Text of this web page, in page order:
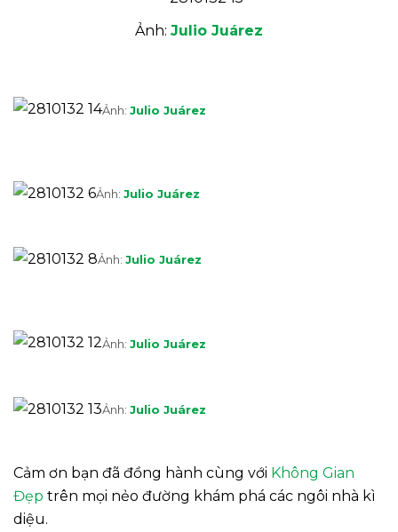
Ảnh: Julio Juárez
Ảnh: Julio Juárez
Ảnh: Julio Juárez
Ảnh: Julio Juárez
Ảnh: Julio Juárez
Ảnh: Julio Juárez
Cảm ơn bạn đã đồng hành cùng với Không Gian
Đẹp trên mọi nẻo đường khám phá các ngôi nhà kì
diệu.